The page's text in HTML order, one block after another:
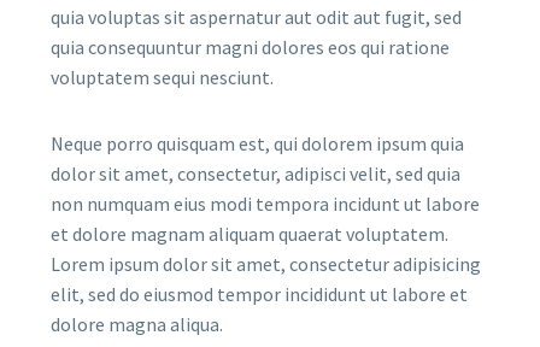
quia voluptas sit aspernatur aut odit aut fugit, sed
quia consequuntur magni dolores eos qui ratione
voluptatem sequi nesciunt.
Neque porro quisquam est, qui dolorem ipsum quia
dolor sit amet, consectetur, adipisci velit, sed quia
non numquam eius modi tempora incidunt ut labore
et dolore magnam aliquam quaerat voluptatem.
Lorem ipsum dolor sit amet, consectetur adipisicing
elit, sed do eiusmod tempor incididunt ut labore et
dolore magna aliqua.